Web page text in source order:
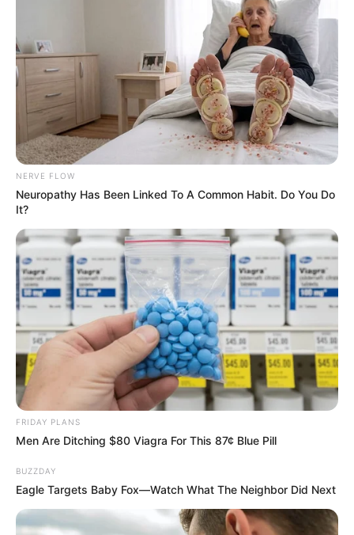
NERVE FLOW
Neuropathy Has Been Linked To A Common Habit. Do You Do
It?
FRIDAY PLANS
Men Are Ditching $80 Viagra For This 87¢ Blue Pill
BUZZDAY
Eagle Targets Baby Fox—Watch What The Neighbor Did Next